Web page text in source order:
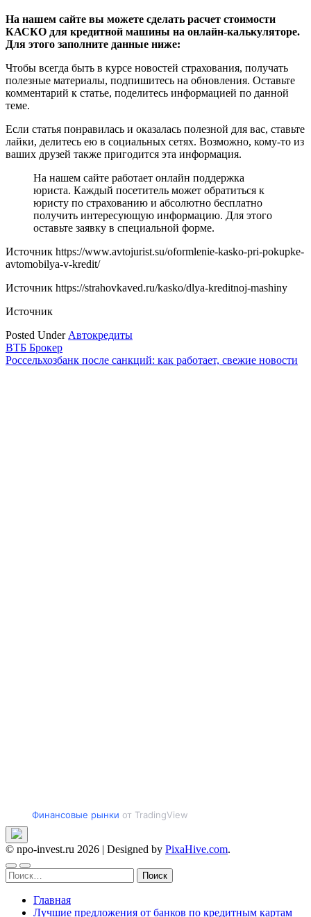
На нашем сайте вы можете сделать расчет стоимости
КАСКО для кредитной машины на онлайн-калькуляторе.
Для этого заполните данные ниже:
Чтобы всегда быть в курсе новостей страхования, получать
полезные материалы, подпишитесь на обновления. Оставьте
комментарий к статье, поделитесь информацией по данной
теме.
Если статья понравилась и оказалась полезной для вас, ставьте
лайки, делитесь ею в социальных сетях. Возможно, кому-то из
ваших друзей также пригодится эта информация.
На нашем сайте работает онлайн поддержка
юриста. Каждый посетитель может обратиться к
юристу по страхованию и абсолютно бесплатно
получить интересующую информацию. Для этого
оставьте заявку в специальной форме.
Источник https://www.avtojurist.su/oformlenie-kasko-pri-pokupke-
avtomobilya-v-kredit/
Источник https://strahovkaved.ru/kasko/dlya-kreditnoj-mashiny
Источник
Posted Under Автокредиты
Навигация
по
ВТБ Брокер
Россельхозбанк после санкций: как работает, свежие новости
Финансовые рынки от TradingView
© npo-invest.ru 2026 | Designed by PixaHive.com.
Найти:
Главная
Лучшие предложения от банков по кредитным картам